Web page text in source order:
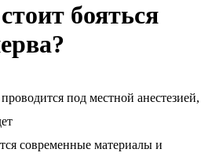
бояться
под местной анестезией,
современные материалы и